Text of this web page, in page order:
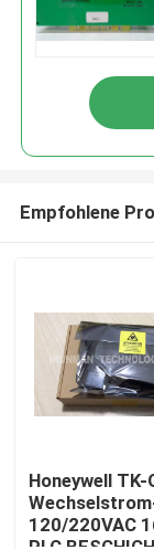
Empfohlene
Honeywell TK-
120/220VAC